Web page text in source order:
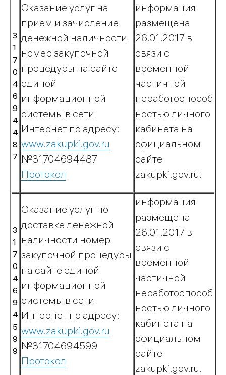
газового
Правила
пользования
газом
Пресс-
центр
Новости
Объявления
Внутрикорпоративные
новости
пресс-
службы
Контакты
Обратная
связь
Обслуживание
оборудования
Подразделения
3
1
7
0
4
6
9
4
4
8
7
Оказание услуг на
прием и зачисление
денежной наличности
номер закупочной
процедуры на сайте
единой
информационной
системы в сети
Интернет по адресу:
www.zakupki.gov.ru
№31704694487
Протокол
информация
размещена
26.01.2017 в
связи с
временной
частичной
неработоспособ
ностью личного
кабинета на
официальном
сайте
zakupki.gov.ru.
3
1
7
0
4
6
9
4
5
9
9
Оказание услуг по
доставке денежной
наличности номер
закупочной процедуры
на сайте единой
информационной
системы в сети
Интернет по адресу:
www.zakupki.gov.ru
№31704694599
Протокол
информация
размещена
26.01.2017 в
связи с
временной
частичной
неработоспособ
ностью личного
кабинета на
официальном
сайте
zakupki.gov.ru.